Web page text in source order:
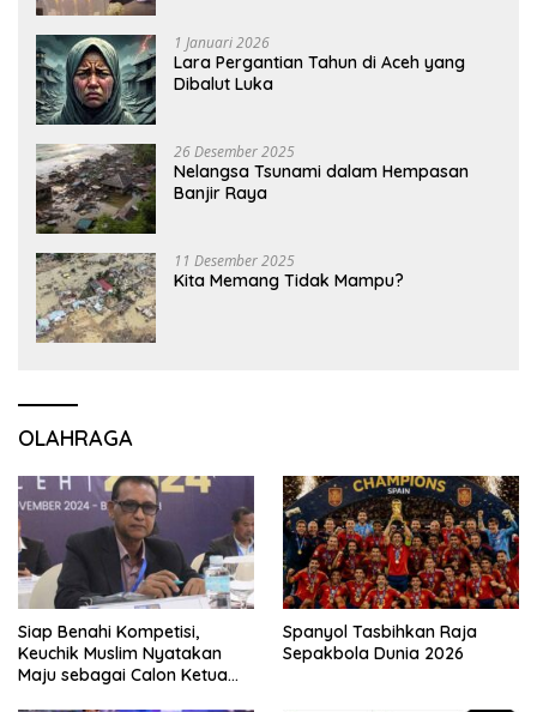
1 Januari 2026
Lara Pergantian Tahun di Aceh yang
Dibalut Luka
26 Desember 2025
Nelangsa Tsunami dalam Hempasan
Banjir Raya
11 Desember 2025
Kita Memang Tidak Mampu?
OLAHRAGA
Siap Benahi Kompetisi,
Keuchik Muslim Nyatakan
Maju sebagai Calon Ketua
Spanyol Tasbihkan Raja
Sepakbola Dunia 2026